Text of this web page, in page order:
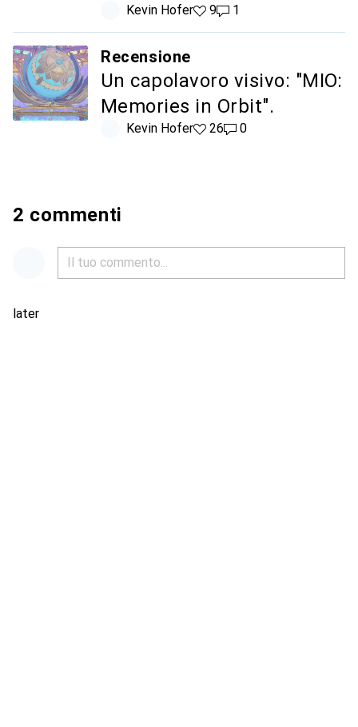
Kevin Hofer9 like
91 commento
1
Recensione
Un capolavoro visivo: "MIO:
Memories in Orbit".
Kevin Hofer26 like
260 commenti
0
2 commenti
later